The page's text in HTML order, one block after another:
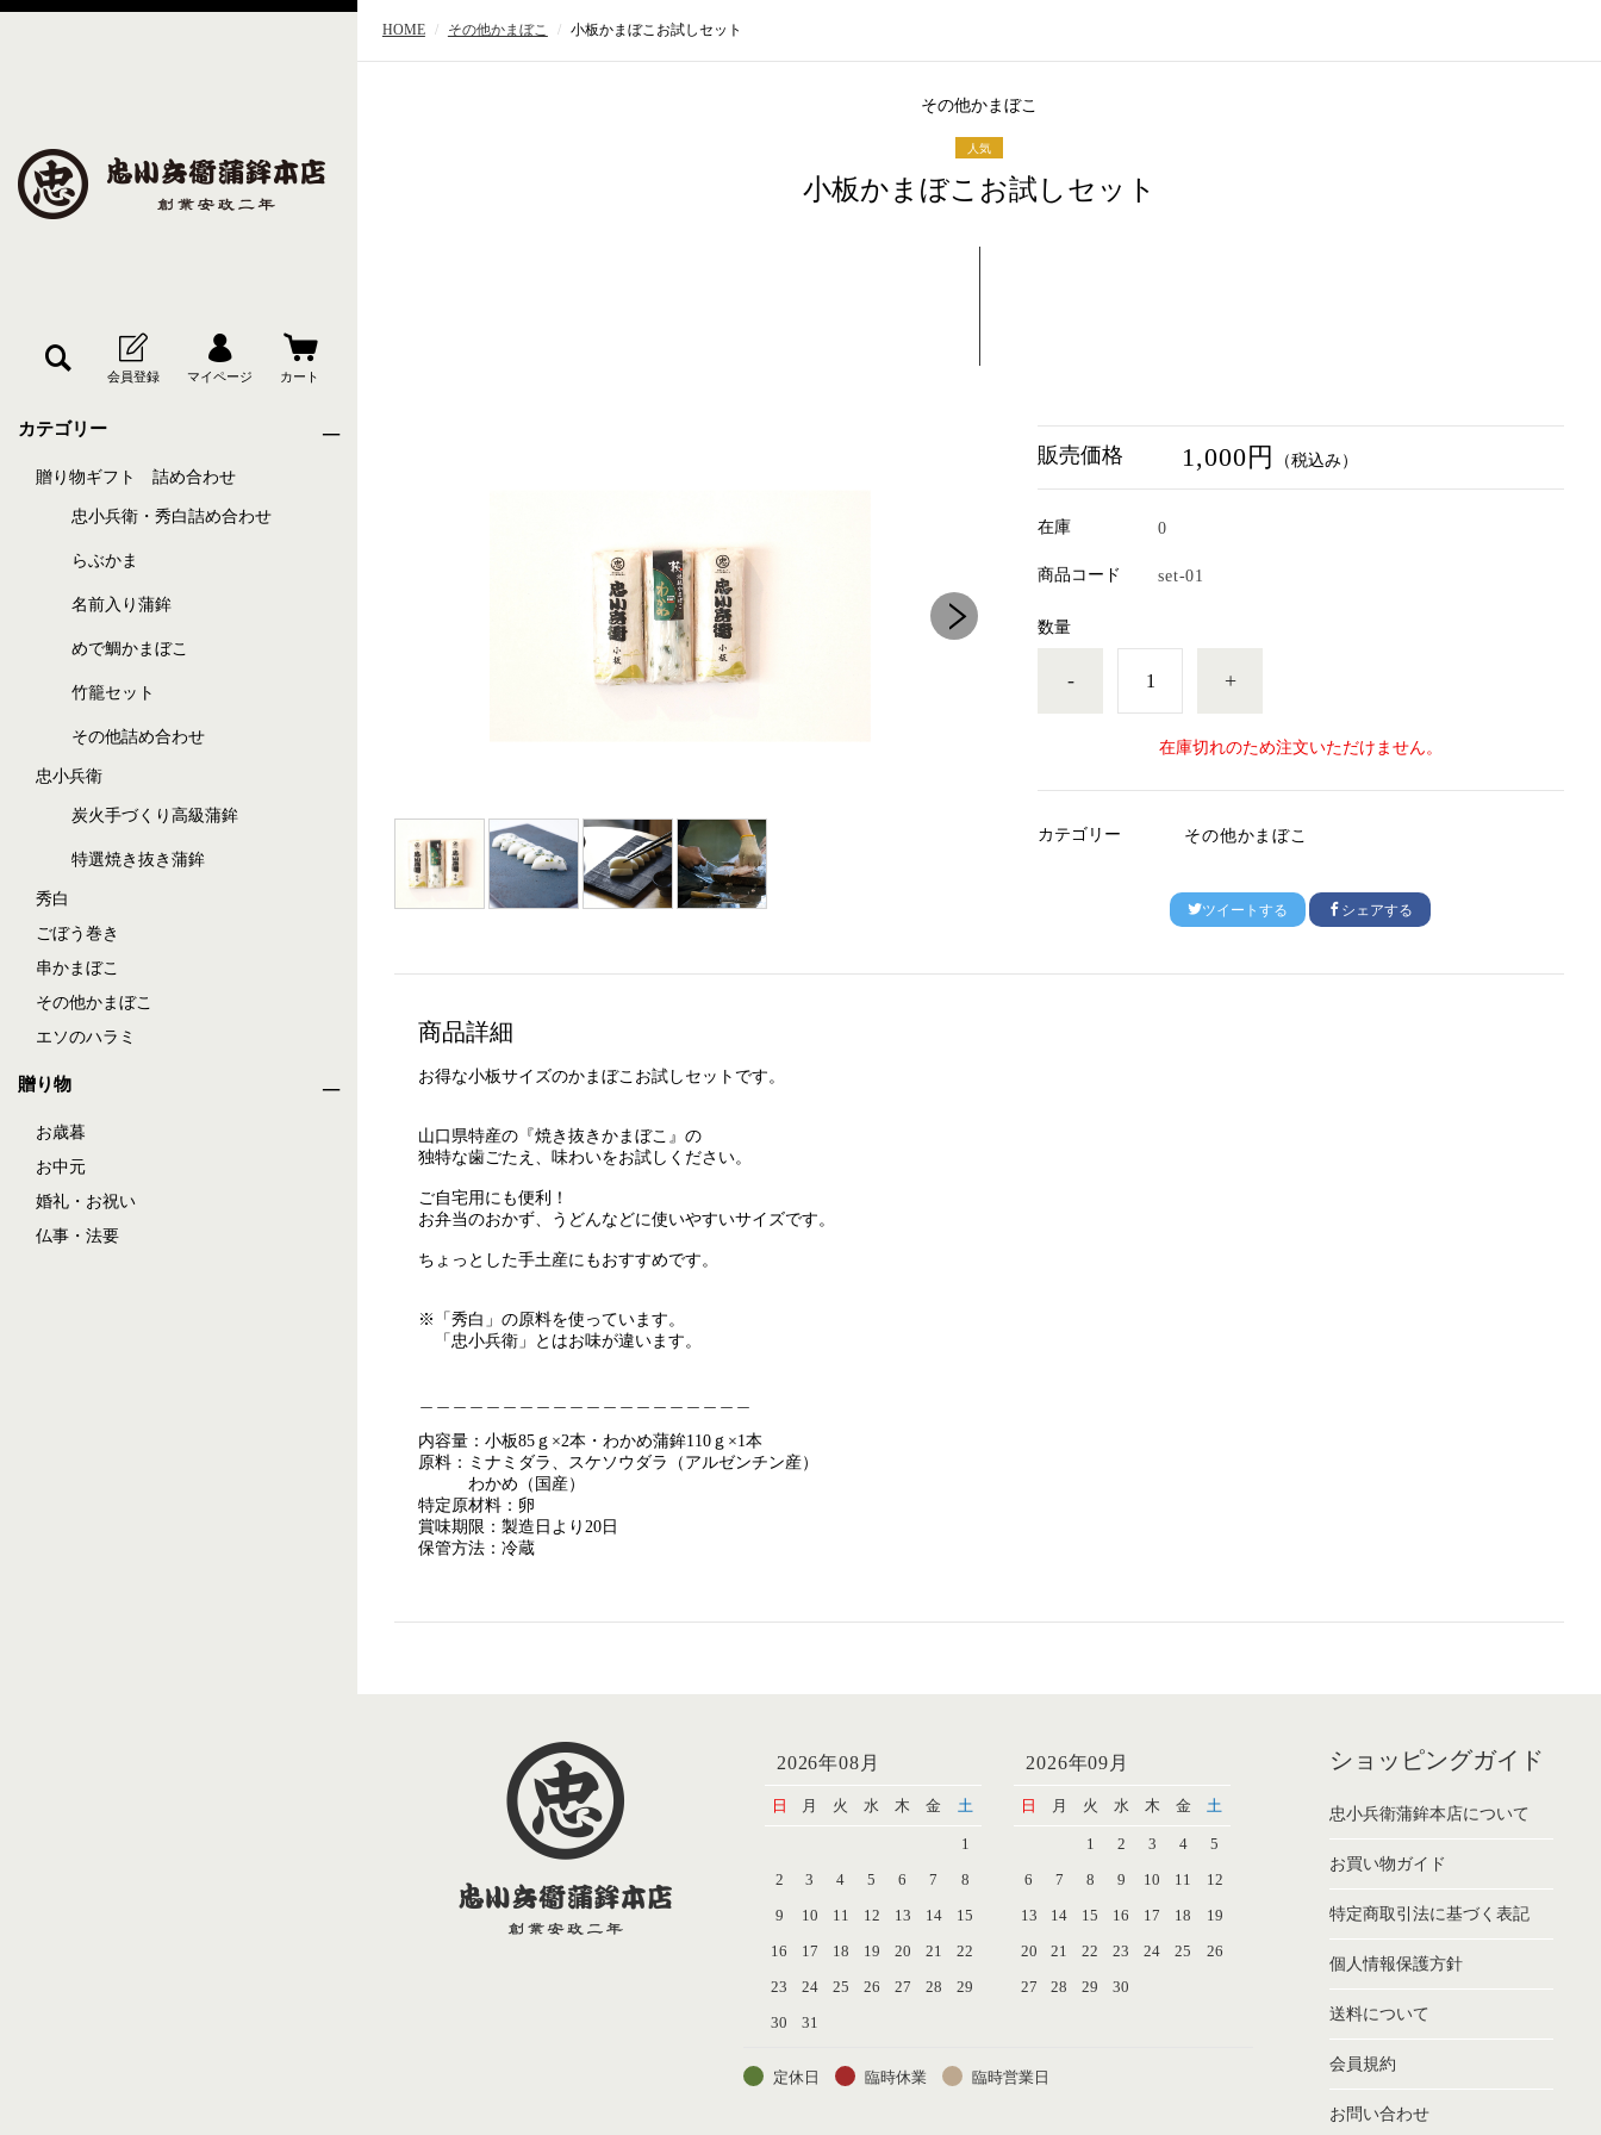
カテゴリー
贈り物ギフト 詰め合わせ
忠小兵衛・秀白詰め合わせ
らぶかま
名前入り蒲鉾
めで鯛かまぼこ
竹籠セット
その他詰め合わせ
忠小兵衛
炭火手づくり高級蒲鉾
特選焼き抜き蒲鉾
秀白
ごぼう巻き
串かまぼこ
その他かまぼこ
エソのハラミ
贈り物
お歳暮
お中元
婚礼・お祝い
仏事・法要
HOME その他かまぼこ 小板かまぼこお試しセット
その他かまぼこ
小板かまぼこお試しセット
販売価格 1,000円 （税込み）
在庫 0
商品コード set-01
数量
- +
在庫切れのため注文いただけません。
カテゴリー その他かまぼこ
ツイートする シェアする
商品詳細
お得な小板サイズのかまぼこお試しセットです。
山口県特産の『焼き抜きかまぼこ』の
独特な歯ごたえ、味わいをお試しください。
ご自宅用にも便利！
お弁当のおかず、うどんなどに使いやすいサイズです。
ちょっとした手土産にもおすすめです。
※「秀白」の原料を使っています。
「忠小兵衛」とはお味が違います。
内容量：小板85ｇ×2本・わかめ蒲鉾110ｇ×1本
原料：ミナミダラ、スケソウダラ（アルゼンチン産）
わかめ（国産）
特定原材料：卵
賞味期限：製造日より20日
保管方法：冷蔵
2026年08月
日 月 火 水 木 金 土
1
2
3 4 5 6 7
8
9
10 11 12 13 14
15
16
17 18 19 20 21
22
23
24 25 26 27 28
29
30
31
2026年09月
日 月 火 水 木 金 土
1 2 3 4
5
6
7 8 9 10 11
12
13
14 15 16 17 18
19
20
21 22 23 24 25
26
27
28 29 30
定休日 臨時休業 臨時営業日
ショッピングガイド
忠小兵衛蒲鉾本店について
お買い物ガイド
特定商取引法に基づく表記
個人情報保護方針
送料について
会員規約
お問い合わせ